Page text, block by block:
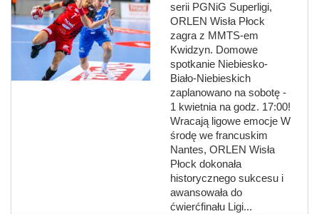
serii PGNiG Superligi,
ORLEN Wisła Płock
zagra z MMTS-em
Kwidzyn. Domowe
spotkanie Niebiesko-
Biało-Niebieskich
zaplanowano na sobotę -
1 kwietnia na godz. 17:00!
Wracają ligowe emocje W
środę we francuskim
Nantes, ORLEN Wisła
Płock dokonała
historycznego sukcesu i
awansowała do
ćwierćfinału Ligi...